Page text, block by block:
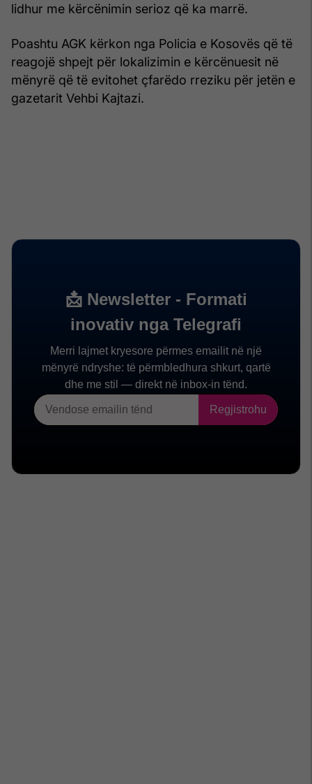
lidhur me kërcënimin serioz që ka marrë.
Poashtu AGK kërkon nga Policia e Kosovës që të
reagojë shpejt për lokalizimin e kërcënuesit në
mënyrë që të evitohet çfarëdo rreziku për jetën e
gazetarit Vehbi Kajtazi.